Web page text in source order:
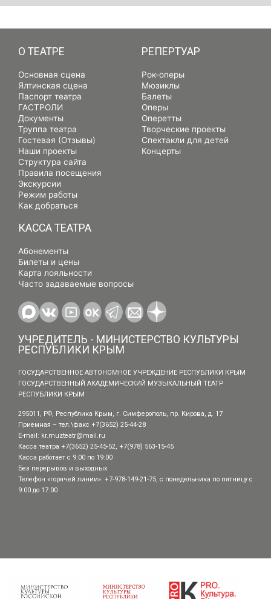
О ТЕАТРЕ
Основная сцена
Ялтинская сцена
Паспорт театра
ГАСТРОЛИ
Документы
Труппа театра
Гостевая (Отзывы)
Наши проекты
Структура сайта
Правила посещения
Экскурсии
Режим работы
Как добраться
РЕПЕРТУАР
Рок-оперы
Мюзиклы
Балеты
Оперы
Оперетты
Творческие проекты
Спектакли для детей
Концерты
КАССА ТЕАТРА
Абонементы
Билеты и цены
Карта лояльности
Часто задаваемые вопросы
УЧРЕДИТЕЛЬ - МИНИСТЕРСТВО КУЛЬТУРЫ
РЕСПУБЛИКИ КРЫМ
ГОСУДАРСТВЕННОЕ АВТОНОМНОЕ УЧРЕЖДЕНИЕ РЕСПУБЛИКИ КРЫМ
ГОСУДАРСТВЕННЫЙ АКАДЕМИЧЕСКИЙ МУЗЫКАЛЬНЫЙ ТЕАТР
РЕСПУБЛИКИ КРЫМ
295011, РФ, Республика Крым, г. Симферополь, пр. Кирова, д. 17
Приемная – тел.\факс +7(3652) 25-44-28
E-mail: kr.muzteatr@mail.ru
Касса театра +7(3652) 25-45-52, +7(978) 563-15-45
Касса работает с 9:00 по 19:00
Без перерывов и выходных
Телефон «горячей линии»: +7-978-149-21-75, с понедельника по пятницу с
9:00 до 17:00